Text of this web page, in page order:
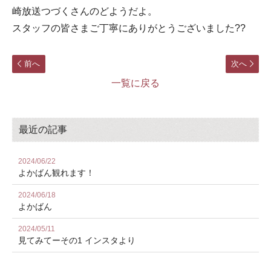
崎放送つづくさんのどようだよ。
スタッフの皆さまご丁寧にありがとうございました??
次へ
前へ
一覧に戻る
最近の記事
2024/06/22
よかばん観れます！
2024/06/18
よかばん
2024/05/11
見てみてーその1 インスタより